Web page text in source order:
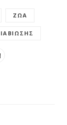
ΖΏΑ